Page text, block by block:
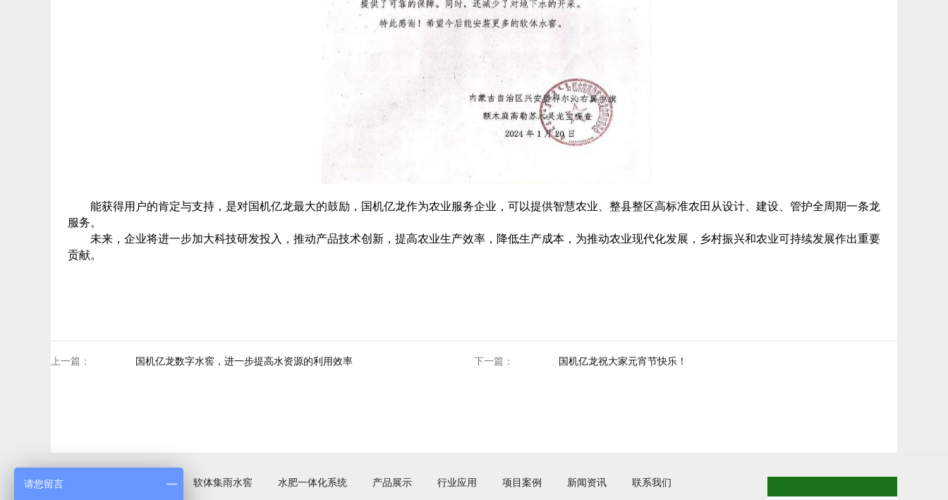
能获得用户的肯定与支持，是对国机亿龙最大的鼓励，国机亿龙作为农业服务企业，可以提供智慧农业、整县整区高标准农田从设计、建设、管护全周期一条龙
服务。
未来，企业将进一步加大科技研发投入，推动产品技术创新，提高农业生产效率，降低生产成本，为推动农业现代化发展，乡村振兴和农业可持续发展作出重要
贡献。
上一篇： 国机亿龙数字水窖，进一步提高水资源的利用效率 下一篇： 国机亿龙祝大家元宵节快乐！
服务项目 软体集雨水窖 水肥一体化系统 产品展示 行业应用 项目案例 新闻资讯 联系我们
请您留言